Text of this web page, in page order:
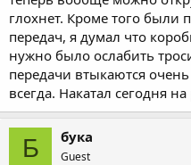
глохнет. Кроме того
передач, я думал что
нужно было ослабить
передачи втыкаются
всегда. Накатал сегодня
Б бука
Guest